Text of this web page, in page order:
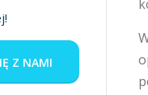
Z NAMI